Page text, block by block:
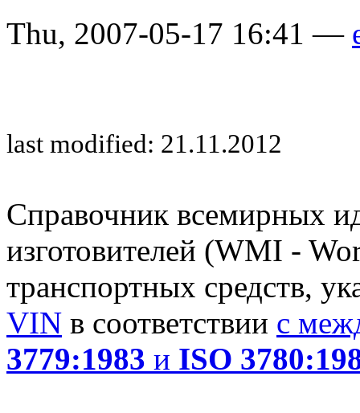
Thu, 2007-05-17 16:41 —
last modified: 21.11.2012
Справочник всемирных
изготовителей (WMI -
транспортных средств,
VIN в соответствии с
3779:1983 и ISO